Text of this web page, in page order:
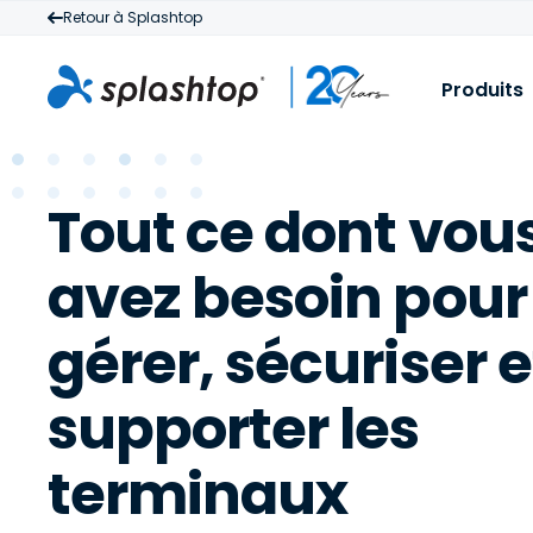
Retour à Splashtop
Produits
Tout ce dont
avez besoin pour
gérer, sécuriser
supporter les
terminaux